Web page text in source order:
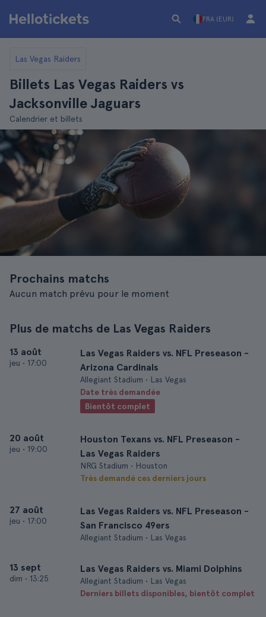
FRA (EUR)
Las Vegas Raiders
Billets Las Vegas Raiders vs
Jacksonville Jaguars
Calendrier et billets
Prochains matchs
Aucun match prévu pour le moment
Plus de matchs de Las Vegas Raiders
13 août
jeu • 17:00
Las Vegas Raiders vs. NFL Preseason -
Arizona Cardinals
Allegiant Stadium • Las Vegas
Date très demandée
Bientôt complet
20 août
jeu • 19:00
Houston Texans vs. NFL Preseason -
Las Vegas Raiders
NRG Stadium • Houston
Très demandé ces derniers jours
27 août
jeu • 17:00
Las Vegas Raiders vs. NFL Preseason -
San Francisco 49ers
Allegiant Stadium • Las Vegas
13 sept
dim • 13:25
Las Vegas Raiders vs. Miami Dolphins
Allegiant Stadium • Las Vegas
Derniers billets disponibles, bientôt complet